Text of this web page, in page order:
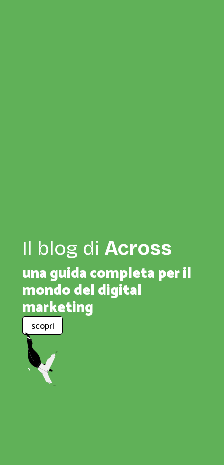
Il blog di Across
una guida completa per il
mondo del digital
marketing
scopri